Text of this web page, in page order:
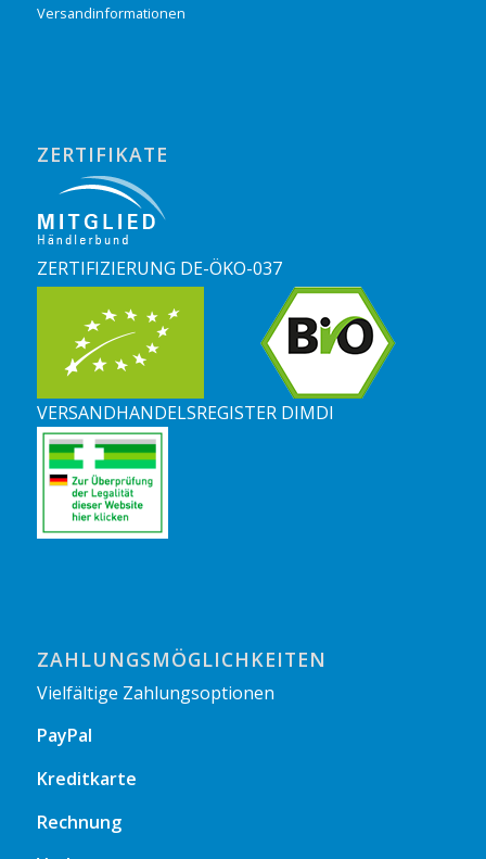
Versandinformationen
ZERTIFIKATE
ZERTIFIZIERUNG DE-ÖKO-037
VERSANDHANDELSREGISTER DIMDI
ZAHLUNGSMÖGLICHKEITEN
Vielfältige Zahlungsoptionen
PayPal
Kreditkarte
Rechnung